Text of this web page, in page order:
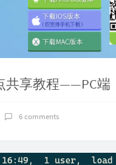
共享教程——PC端
6 comments